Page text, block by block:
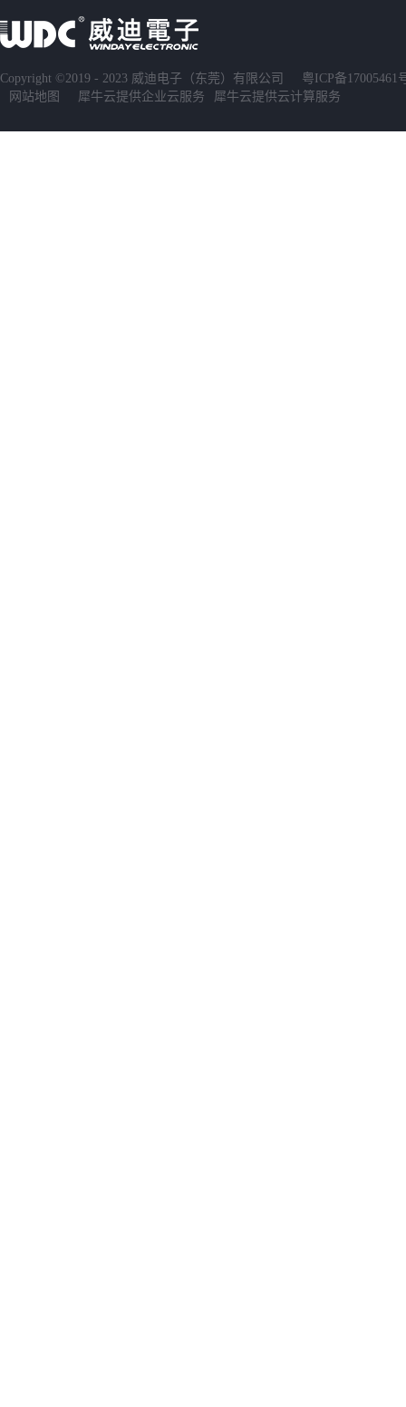
Copyright ©2019 - 2023 威迪电子（东莞）有限公司
粤ICP备17005461
网站地图
犀牛云提供企业云服务 犀牛云提供云计算服务